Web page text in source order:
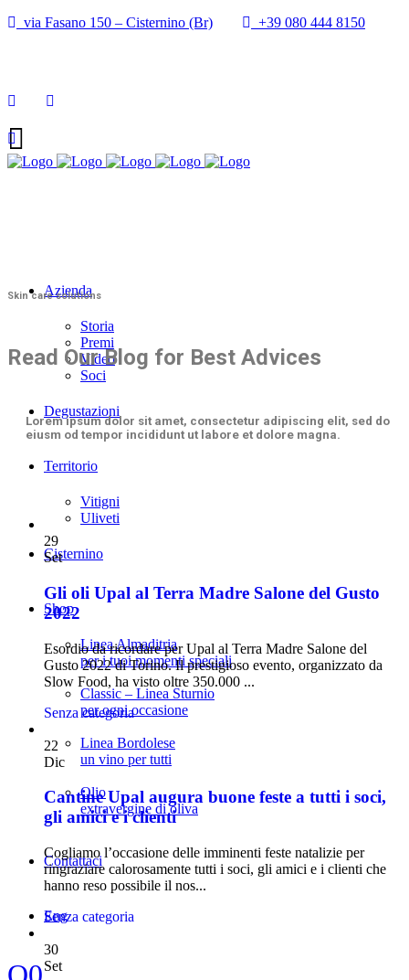
via Fasano 150 – Cisternino (Br)
+39 080 444 8150
Azienda
Storia
Premi
Video
Soci
Degustazioni
Territorio
Vitigni
Uliveti
Cisternino
Shop
Linea Almaditria
per i tuoi momenti speciali
Classic – Linea Sturnio
per ogni occasione
Linea Bordolese
un vino per tutti
Olio
extravergine di oliva
Contattaci
Eng
Skin care solutions
Read Our Blog for Best Advices
Lorem ipsum dolor sit amet, consectetur adipiscing elit, sed do
eiusm od tempor incididunt ut labore et dolore magna.
29
Set
Gli oli Upal al Terra Madre Salone del Gusto
2022
Esordio da ricordare per Upal al Terra Madre Salone del
Gusto 2022 di Torino. Il prestigioso evento, organizzato da
Slow Food, ha visto oltre 350.000 ...
Senza categoria
22
Dic
Cantine Upal augura buone feste a tutti i soci,
gli amici e i clienti
Cogliamo l’occasione delle imminenti feste natalizie per
ringraziare calorosamente tutti i soci, gli amici e i clienti che
hanno reso possibile il nos...
Senza categoria
30
Set